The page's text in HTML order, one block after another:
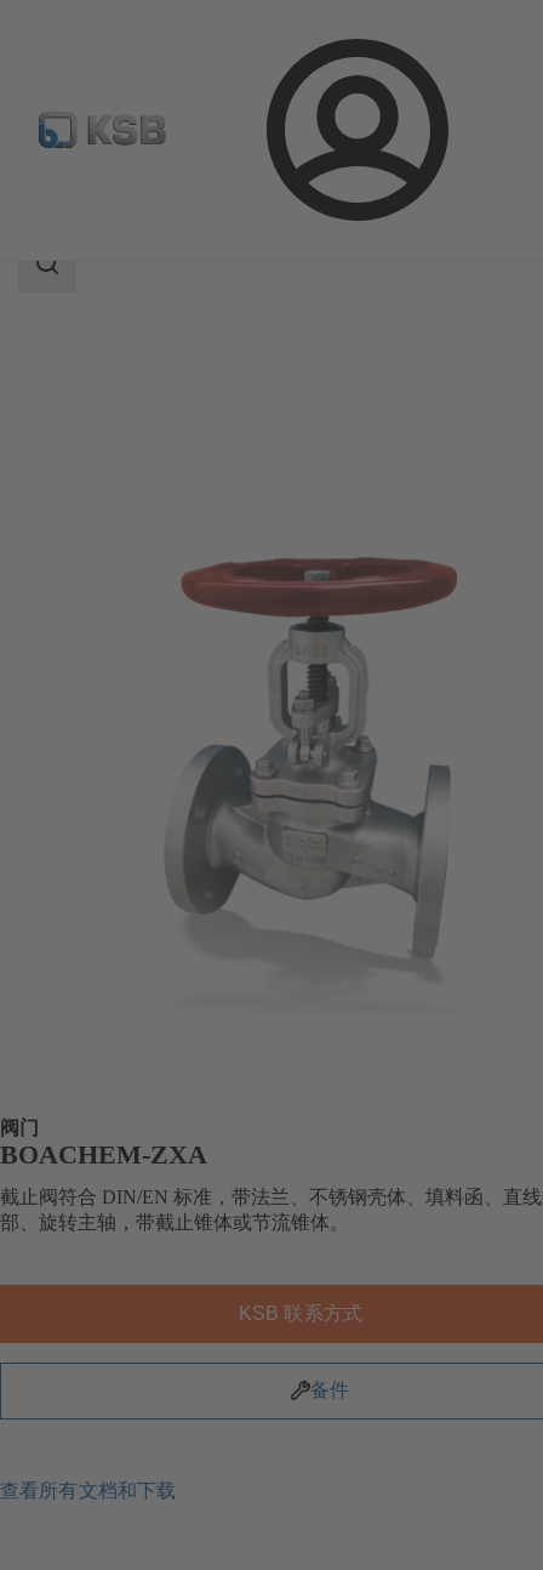
登
录
BOACHEM-ZXA
搜
阀门
BOACHEM-ZXA
截止阀符合 DIN/EN 标准，带法兰、不锈钢壳体、填料函、直
部、旋转主轴，带截止锥体或节流锥体。
KSB 联系方式
备件
查看所有文档和下载